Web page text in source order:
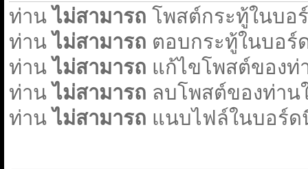
ท่านไม่สามารถ โพสต์กระทู้ในบอ
ท่านไม่สามารถ ตอบกระทู้ในบอร์
ท่านไม่สามารถ แก้ไขโพสต์ของท่
ท่านไม่สามารถ ลบโพสต์ของท่าน
ท่านไม่สามารถ แนบไฟล์ในบอร์ด